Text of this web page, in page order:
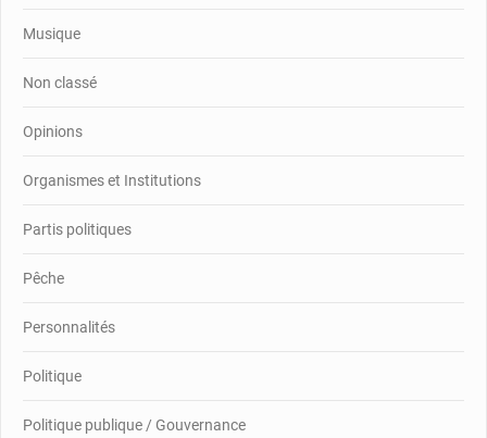
Musique
Non classé
Opinions
Organismes et Institutions
Partis politiques
Pêche
Personnalités
Politique
Politique publique / Gouvernance